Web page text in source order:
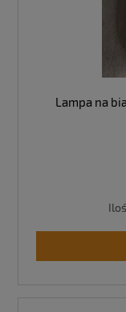
Lampa na